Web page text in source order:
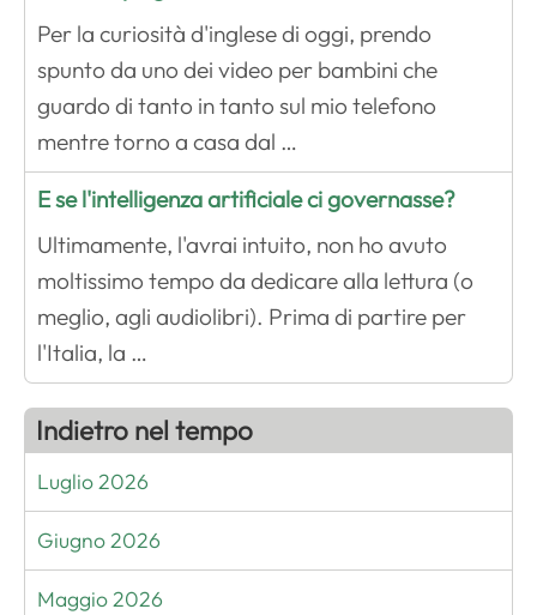
Per la curiosità d'inglese di oggi, prendo
spunto da uno dei video per bambini che
guardo di tanto in tanto sul mio telefono
mentre torno a casa dal …
E se l'intelligenza artificiale ci governasse?
Ultimamente, l'avrai intuito, non ho avuto
moltissimo tempo da dedicare alla lettura (o
meglio, agli audiolibri). Prima di partire per
l'Italia, la …
Indietro nel tempo
Luglio 2026
Giugno 2026
Maggio 2026